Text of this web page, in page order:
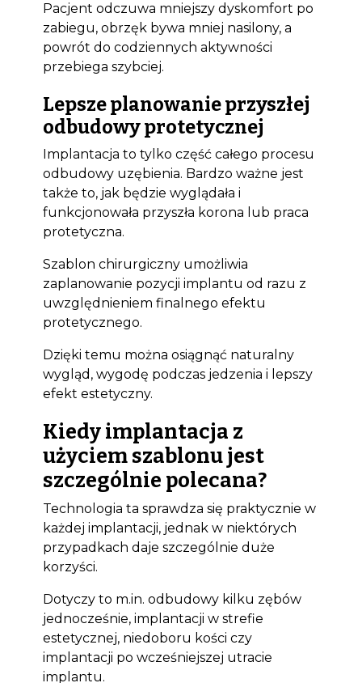
Pacjent odczuwa mniejszy dyskomfort po
zabiegu, obrzęk bywa mniej nasilony, a
powrót do codziennych aktywności
przebiega szybciej.
Lepsze planowanie przyszłej
odbudowy protetycznej
Implantacja to tylko część całego procesu
odbudowy uzębienia. Bardzo ważne jest
także to, jak będzie wyglądała i
funkcjonowała przyszła korona lub praca
protetyczna.
Szablon chirurgiczny umożliwia
zaplanowanie pozycji implantu od razu z
uwzględnieniem finalnego efektu
protetycznego.
Dzięki temu można osiągnąć naturalny
wygląd, wygodę podczas jedzenia i lepszy
efekt estetyczny.
Kiedy implantacja z
użyciem szablonu jest
szczególnie polecana?
Technologia ta sprawdza się praktycznie w
każdej implantacji, jednak w niektórych
przypadkach daje szczególnie duże
korzyści.
Dotyczy to m.in. odbudowy kilku zębów
jednocześnie, implantacji w strefie
estetycznej, niedoboru kości czy
implantacji po wcześniejszej utracie
implantu.